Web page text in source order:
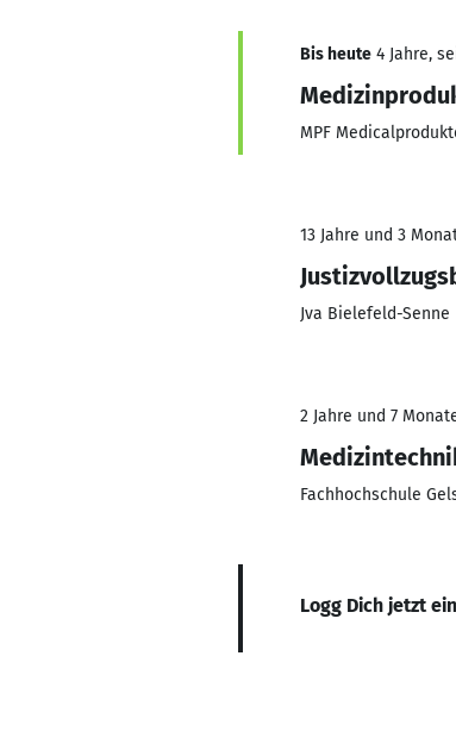
Bis heute 4 Jahre,
MPF
13 Jahre und 3
Jva Bielefeld-Senne
2 Jahre und 7
Fachhochschule
Logg Dich jetzt